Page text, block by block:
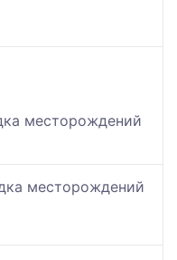
месторождений
месторождений